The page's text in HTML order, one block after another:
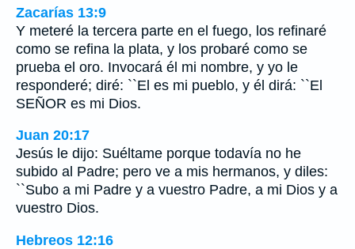
Zacarías 13:9
Y meteré la tercera parte en el fuego, los refinaré
como se refina la plata, y los probaré como se
prueba el oro. Invocará él mi nombre, y yo le
responderé; diré: ``El es mi pueblo, y él dirá: ``El
SEÑOR es mi Dios.
Juan 20:17
Jesús le dijo: Suéltame porque todavía no he
subido al Padre; pero ve a mis hermanos, y diles:
``Subo a mi Padre y a vuestro Padre, a mi Dios y a
vuestro Dios.
Hebreos 12:16